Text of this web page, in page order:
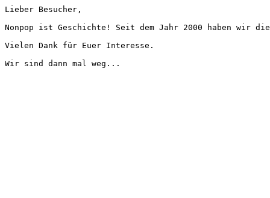
Lieber Besucher,
Nonpop ist Geschichte! Seit dem Jahr 2000 haben wir
Vielen Dank für Euer Interesse.
Wir sind dann mal weg...